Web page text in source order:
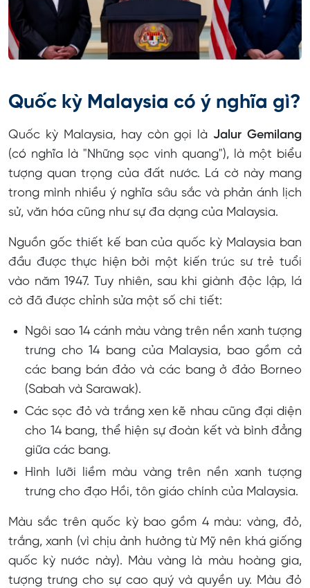
Quốc kỳ Malaysia có ý nghĩa gì?
Quốc kỳ Malaysia, hay còn gọi làJalur Gemilang
(có nghĩa là "Những sọc vinh quang"), là một biểu
tượng quan trọng của đất nước. Lá cờ này mang
trong mình nhiều ý nghĩa sâu sắc và phản ánh lịch
sử, văn hóa cũng như sự đa dạng của Malaysia.
Nguồn gốc thiết kế ban của quốc kỳ Malaysia ban
đầu được thực hiện bởi một kiến trúc sư trẻ tuổi
vào năm 1947. Tuy nhiên, sau khi giành độc lập, lá
cờ đã được chỉnh sửa một số chi tiết:
Ngôi sao 14 cánh màu vàng trên nền xanh tượng
trưng cho 14 bang của Malaysia, bao gồm cả
các bang bán đảo và các bang ở đảo Borneo
(Sabah và Sarawak).
Các sọc đỏ và trắng xen kẽ nhau cũng đại diện
cho 14 bang, thể hiện sự đoàn kết và bình đẳng
giữa các bang.
Hình lưỡi liềm màu vàng trên nền xanh tượng
trưng cho đạo Hồi, tôn giáo chính của Malaysia.
Màu sắc trên quốc kỳ bao gồm 4 màu: vàng, đỏ,
trắng, xanh (vì chịu ảnh hưởng từ Mỹ nên khá giống
quốc kỳ nước này). Màu vàng là màu hoàng gia,
tượng trưng cho sự cao quý và quyền uy. Màu đỏ